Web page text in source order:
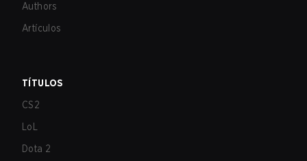
Authors
Artículos
TÍTULOS
CS2
LoL
Dota 2